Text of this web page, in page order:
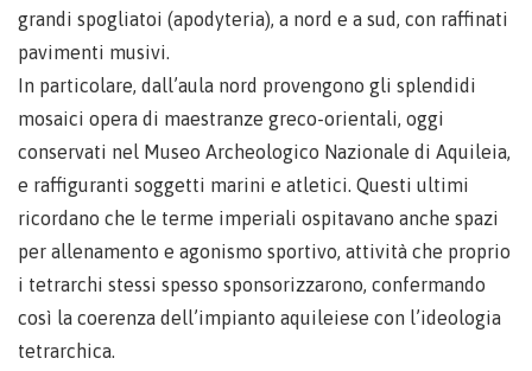
grandi spogliatoi (apodyteria), a nord e a sud, con raffinati
pavimenti musivi.
In particolare, dall’aula nord provengono gli splendidi
mosaici opera di maestranze greco-orientali, oggi
conservati nel Museo Archeologico Nazionale di Aquileia,
e raffiguranti soggetti marini e atletici. Questi ultimi
ricordano che le terme imperiali ospitavano anche spazi
per allenamento e agonismo sportivo, attività che proprio
i tetrarchi stessi spesso sponsorizzarono, confermando
così la coerenza dell’impianto aquileiese con l’ideologia
tetrarchica.